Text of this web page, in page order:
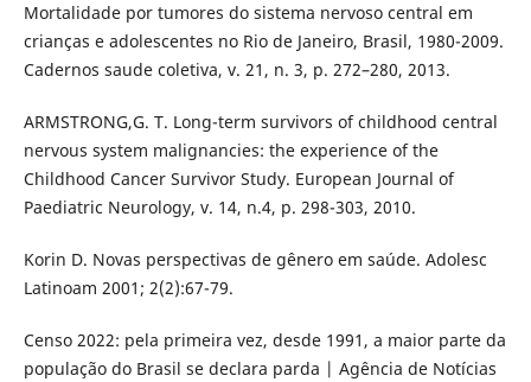
Mortalidade por tumores do sistema nervoso central em
crianças e adolescentes no Rio de Janeiro, Brasil, 1980-2009.
Cadernos saude coletiva, v. 21, n. 3, p. 272–280, 2013.
ARMSTRONG,G. T. Long-term survivors of childhood central
nervous system malignancies: the experience of the
Childhood Cancer Survivor Study. European Journal of
Paediatric Neurology, v. 14, n.4, p. 298-303, 2010.
Korin D. Novas perspectivas de gênero em saúde. Adolesc
Latinoam 2001; 2(2):67-79.
Censo 2022: pela primeira vez, desde 1991, a maior parte da
população do Brasil se declara parda | Agência de Notícias